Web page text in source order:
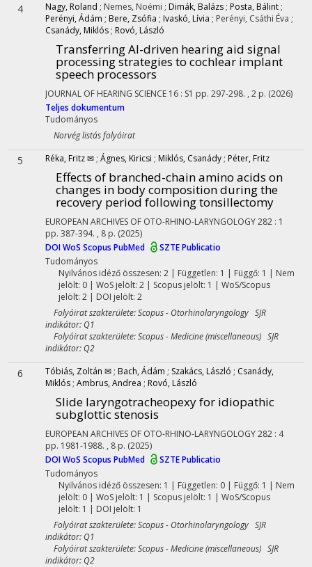
4 Nagy, Roland ; Nemes, Noémi ; Dimák, Balázs ; Posta, Bálint ;
Perényi, Ádám ; Bere, Zsófia ; Ivaskó, Lívia ; Perényi, Csáthi Éva ;
Csanády, Miklós ; Rovó, László
Transferring AI-driven hearing aid signal
processing strategies to cochlear implant
speech processors
JOURNAL OF HEARING SCIENCE 16 : S1 pp. 297-298. , 2 p. (2026)
Teljes dokumentum
Tudományos
Norvég listás folyóirat
5 Réka, Fritz ✉ ; Ágnes, Kiricsi ; Miklós, Csanády ; Péter, Fritz
Effects of branched-chain amino acids on
changes in body composition during the
recovery period following tonsillectomy
EUROPEAN ARCHIVES OF OTO-RHINO-LARYNGOLOGY282 : 1
pp. 387-394. , 8 p. (2025)
DOIWoS Scopus PubMed
SZTE Publicatio
Tudományos
Nyilvános idéző összesen: 2| Független: 1 | Függő: 1 | Nem
jelölt: 0 | WoS jelölt: 2 | Scopus jelölt: 1 | WoS/Scopus
jelölt: 2 | DOI jelölt: 2
Folyóirat szakterülete: Scopus - Otorhinolaryngology SJR
indikátor: Q1
Folyóirat szakterülete: Scopus - Medicine (miscellaneous) SJR
indikátor: Q2
6 Tóbiás, Zoltán ✉ ; Bach, Ádám ; Szakács, László ; Csanády,
Miklós ; Ambrus, Andrea ; Rovó, László
Slide laryngotracheopexy for idiopathic
subglottic stenosis
EUROPEAN ARCHIVES OF OTO-RHINO-LARYNGOLOGY282 : 4
pp. 1981-1988. , 8 p. (2025)
DOIWoS Scopus PubMed
SZTE Publicatio
Tudományos
Nyilvános idéző összesen: 1 | Független: 0 | Függő: 1 | Nem
jelölt: 0 | WoS jelölt: 1 | Scopus jelölt: 1 | WoS/Scopus
jelölt: 1 | DOI jelölt: 1
Folyóirat szakterülete: Scopus - Otorhinolaryngology SJR
indikátor: Q1
Folyóirat szakterülete: Scopus - Medicine (miscellaneous) SJR
indikátor: Q2